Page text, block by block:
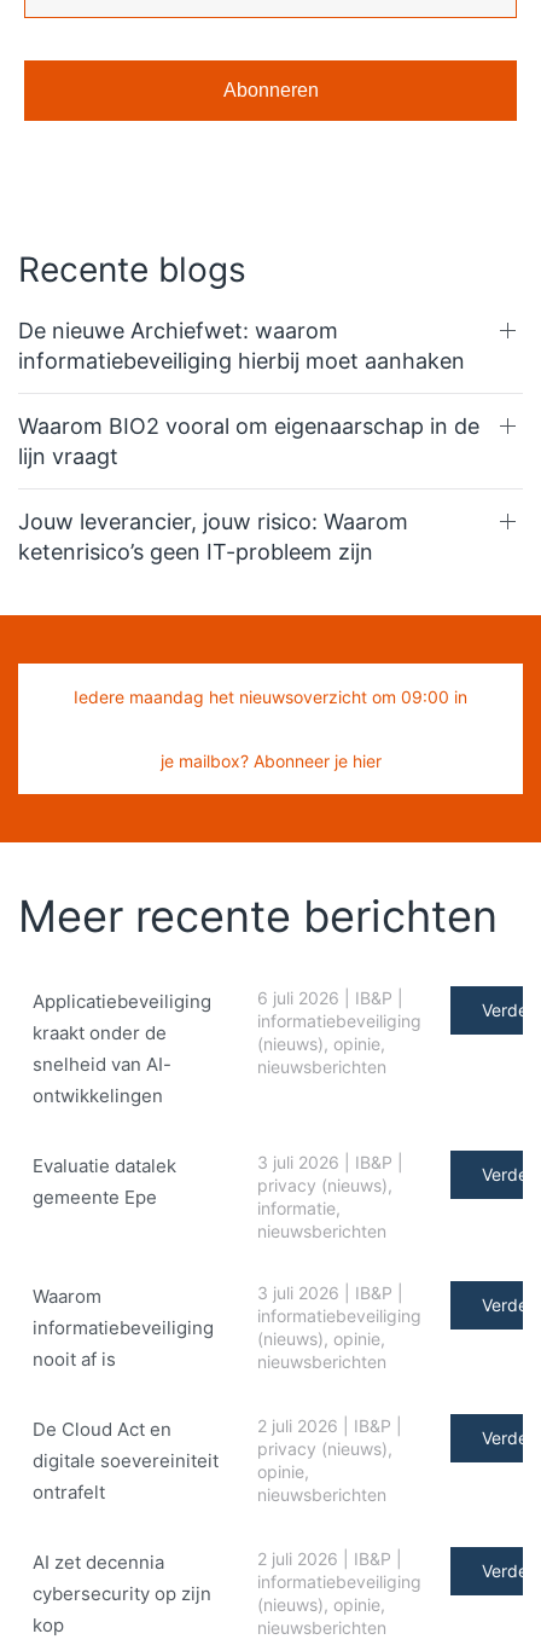
Recente blogs
De nieuwe Archiefwet: waarom
informatiebeveiliging hierbij moet aanhaken
Waarom BIO2 vooral om eigenaarschap in de
lijn vraagt
Jouw leverancier, jouw risico: Waarom
ketenrisico’s geen IT-probleem zijn
Iedere maandag het nieuwsoverzicht om 09:00 in
je mailbox? Abonneer je hier
Meer recente berichten
Applicatiebeveiliging
kraakt onder de
snelheid van AI-
ontwikkelingen
6 juli 2026 IB&P
informatiebeveiliging
(nieuws), opinie,
nieuwsberichten
Verder
Evaluatie datalek
gemeente Epe
3 juli 2026 IB&P
privacy (nieuws),
informatie,
nieuwsberichten
Verder
Waarom
informatiebeveiliging
nooit af is
3 juli 2026 IB&P
informatiebeveiliging
(nieuws), opinie,
nieuwsberichten
Verder
De Cloud Act en
digitale soe­ve­rei­ni­teit
ontrafelt
2 juli 2026 IB&P
privacy (nieuws),
opinie,
nieuwsberichten
Verder
AI zet decennia
cybersecurity op zijn
kop
2 juli 2026 IB&P
informatiebeveiliging
(nieuws), opinie,
nieuwsberichten
Verder